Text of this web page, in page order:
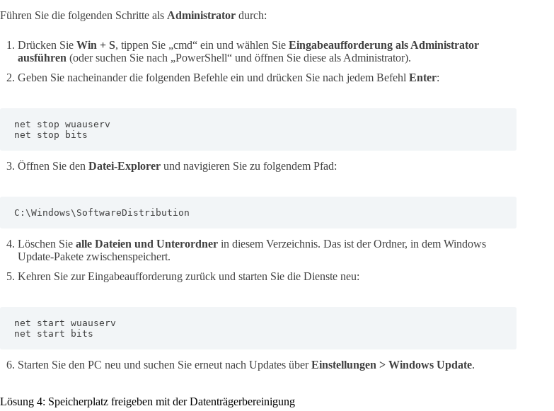
Führen Sie die folgenden Schritte als Administrator durch:
Drücken Sie Win + S, tippen Sie „cmd“ ein und wählen Sie Eingabeaufforderung als Administrator
ausführen (oder suchen Sie nach „PowerShell“ und öffnen Sie diese als Administrator).
Geben Sie nacheinander die folgenden Befehle ein und drücken Sie nach jedem Befehl Enter:
net stop wuauserv
net stop bits
Öffnen Sie den Datei-Explorer und navigieren Sie zu folgendem Pfad:
C:\Windows\SoftwareDistribution
Löschen Sie alle Dateien und Unterordner in diesem Verzeichnis. Das ist der Ordner, in dem Windows
Update-Pakete zwischenspeichert.
Kehren Sie zur Eingabeaufforderung zurück und starten Sie die Dienste neu:
net start wuauserv
net start bits
Starten Sie den PC neu und suchen Sie erneut nach Updates überEinstellungen > Windows Update.
Lösung 4: Speicherplatz freigeben mit der Datenträgerbereinigung